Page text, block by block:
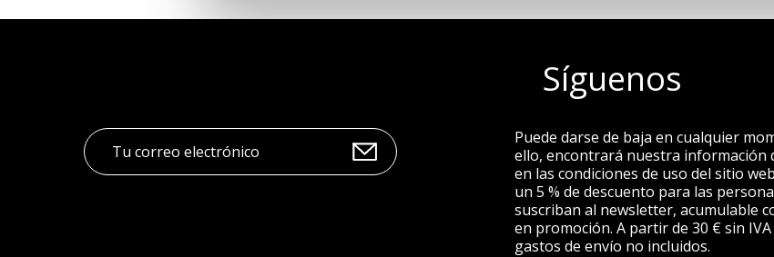
Síguenos
Puede darse de baja en cualquier
ello, encontrará nuestra información
en las condiciones de uso del sitio
un 5 % de descuento para las
suscriban al newsletter, acumulable
en promoción. A partir de 30 € sin
gastos de envío no incluidos.